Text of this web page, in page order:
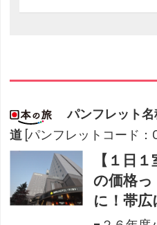
パンフレット
道 [パンフレットコード：
【１日
の価格っ
に！帯広